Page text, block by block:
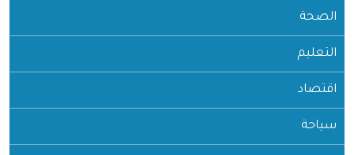
الصحة
التعليم
اقتصاد
سياحة